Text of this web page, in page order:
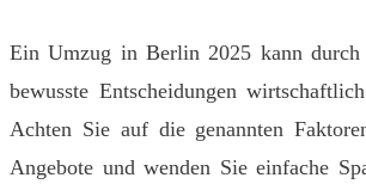
Ein Umzug in Berlin 2025 kann durch
bewusste Entscheidungen
Achten Sie auf die genannten
Angebote und wenden Sie einfache